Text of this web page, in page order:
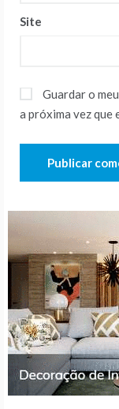
Site
Guardar o
a próxima vez que